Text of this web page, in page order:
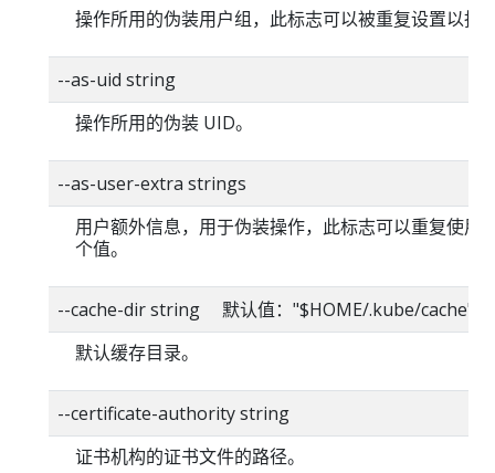
操作所用的伪装用户组，此标志可以被重复设置以指
--as-uid string
操作所用的伪装 UID。
--as-user-extra strings
用户额外信息，用于伪装操作，此标志可以重复使用
个值。
--cache-dir string 默认值："$HOME/.kube/cache"
默认缓存目录。
--certificate-authority string
证书机构的证书文件的路径。